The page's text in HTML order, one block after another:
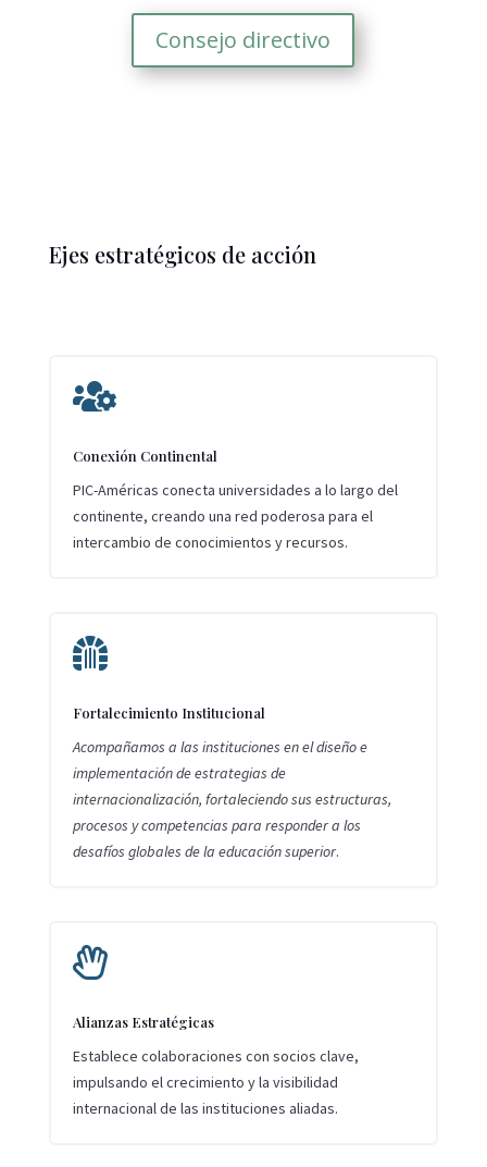
Consejo directivo
Ejes estratégicos de acción

Conexión Continental
PIC-Américas conecta universidades a lo largo del
continente, creando una red poderosa para el
intercambio de conocimientos y recursos.

Fortalecimiento Institucional
Acompañamos a las instituciones en el diseño e
implementación de estrategias de
internacionalización, fortaleciendo sus estructuras,
procesos y competencias para responder a los
desafíos globales de la educación superior.

Alianzas Estratégicas
Establece colaboraciones con socios clave,
impulsando el crecimiento y la visibilidad
internacional de las instituciones aliadas.